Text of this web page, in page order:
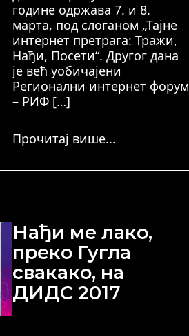
године одржава 7. и 8.
марта, под слоганом „Тајне
интернет претрага: Тражи,
Нађи, Посети“. Другог дана
је већ уобичајени
Регионални интернет форум
– РИФ […]
Прочитај више...
Нађи ме лако,
преко Гугла
свакако, на
ДИДС 2017